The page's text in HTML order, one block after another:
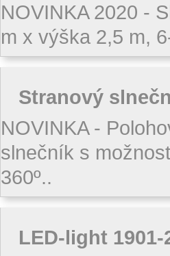
NOVINKA 2020 -
m x výška 2,5 m,
Stranový
NOVINKA -
slnečník s
360º..
LED-light 1901-